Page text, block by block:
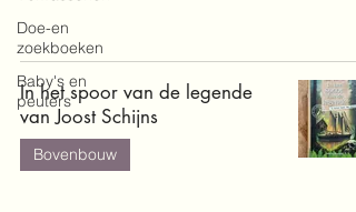
Doe-en
zoekboeken
Baby's en
peuters
In het spoor van de legende
van Joost Schijns
Bovenbouw